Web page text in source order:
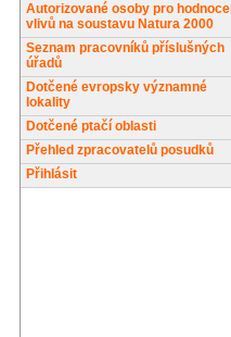
Autorizované osoby pro
vlivů na soustavu Natura 2000
Seznam pracovníků příslušných
úřadů
Dotčené evropsky významné
lokality
Dotčené ptačí oblasti
Přehled zpracovatelů posudků
Přihlásit